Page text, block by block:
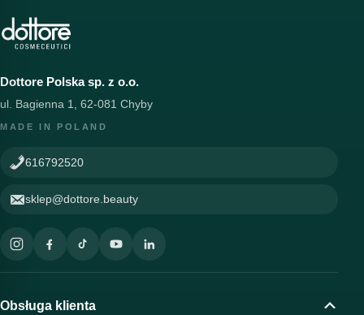
Dottore Polska sp. z o.o.
ul. Bagienna 1, 62-081 Chyby
MADE IN POLAND
616792520
sklep@dottore.beauty
Obsługa klienta